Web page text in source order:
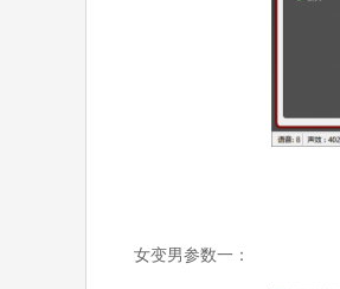
女变男参数一：